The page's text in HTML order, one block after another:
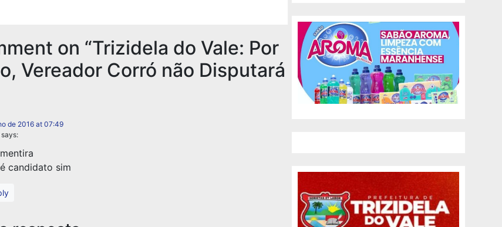
on “Trizidela do Vale: Por
Vereador Corró não Disputará
de 2016 at 07:49
says:
candidato sim